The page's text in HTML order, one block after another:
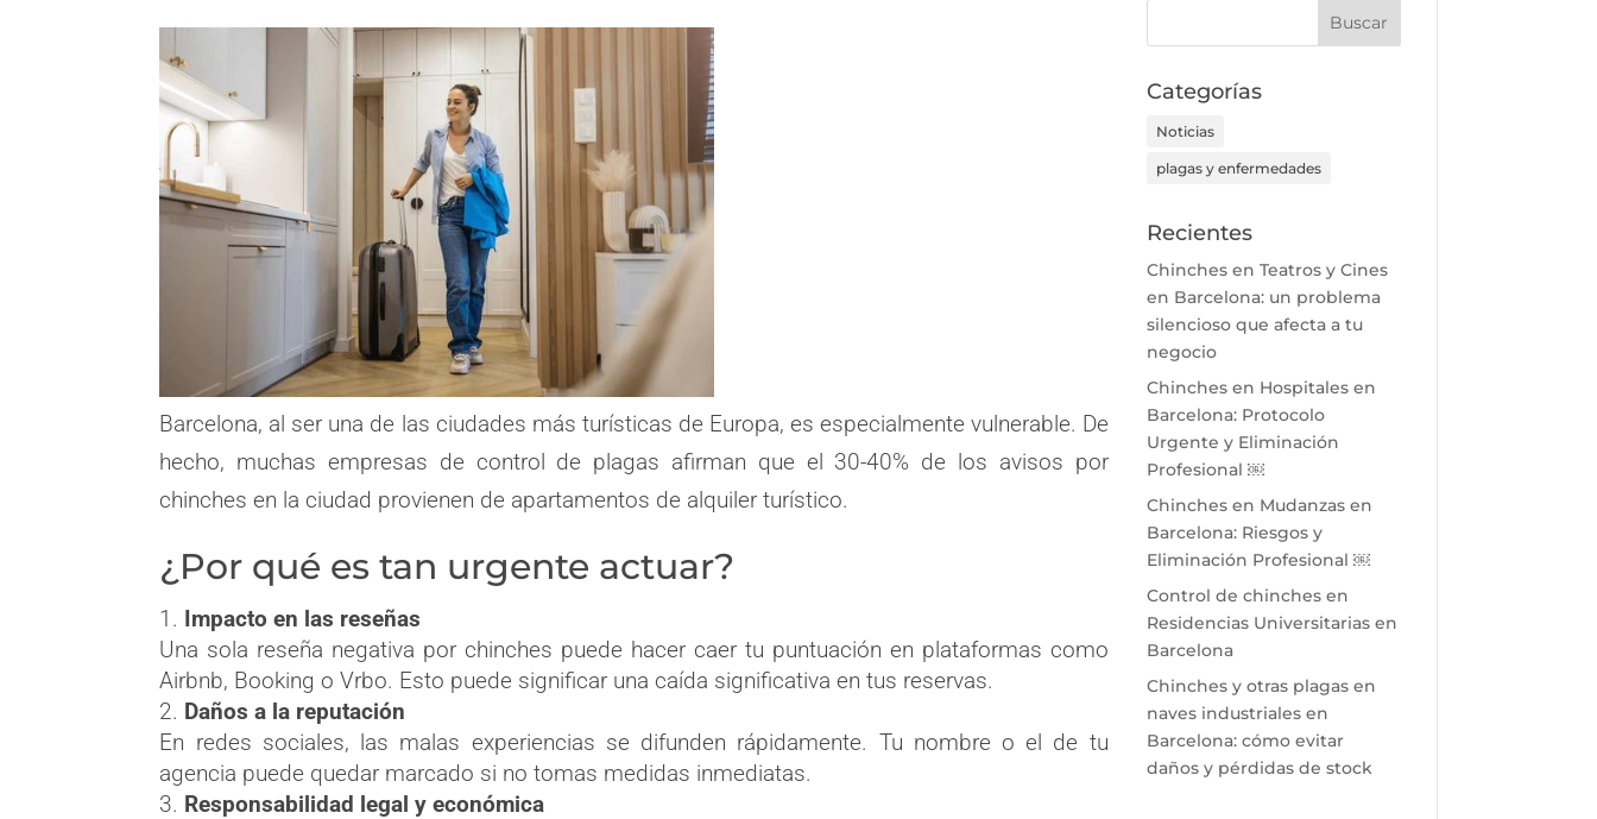
Barcelona, al ser una de las ciudades más turísticas de Europa, es especialmente vulnerable. De
hecho, muchas empresas de control de plagas afirman que el 30-40% de los avisos por
chinches en la ciudad provienen de apartamentos de alquiler turístico.
¿Por qué es tan urgente actuar?
Impacto en las reseñas
Una sola reseña negativa por chinches puede hacer caer tu puntuación en plataformas como
Airbnb, Booking o Vrbo. Esto puede significar una caída significativa en tus reservas.
Daños a la reputación
En redes sociales, las malas experiencias se difunden rápidamente. Tu nombre o el de tu
agencia puede quedar marcado si no tomas medidas inmediatas.
Responsabilidad legal y económica
Categorías
Noticias
plagas y enfermedades
Recientes
Chinches en Teatros y Cines
en Barcelona: un problema
silencioso que afecta a tu
negocio
Chinches en Hospitales en
Barcelona: Protocolo
Urgente y Eliminación
Profesional ￼
Chinches en Mudanzas en
Barcelona: Riesgos y
Eliminación Profesional ￼
Control de chinches en
Residencias Universitarias en
Barcelona
Chinches y otras plagas en
naves industriales en
Barcelona: cómo evitar
daños y pérdidas de stock